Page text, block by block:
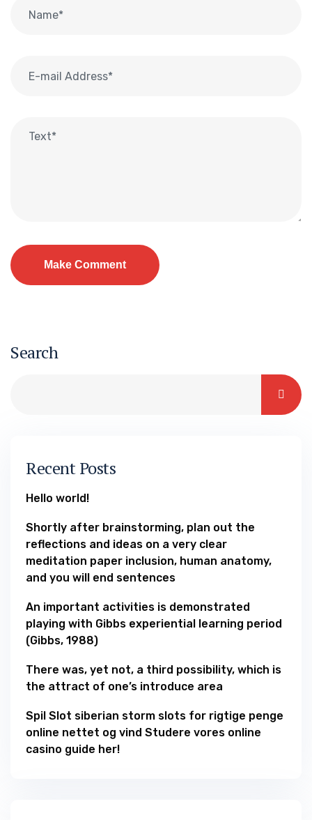
Search
Recent Posts
Hello world!
Shortly after brainstorming, plan out the
reflections and ideas on a very clear
meditation paper inclusion, human anatomy,
and you will end sentences
An important activities is demonstrated
playing with Gibbs experiential learning period
(Gibbs, 1988)
There was, yet not, a third possibility, which is
the attract of one’s introduce area
Spil Slot siberian storm slots for rigtige penge
online nettet og vind Studere vores online
casino guide her!